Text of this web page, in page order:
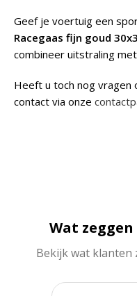
Geef je voertuig een
Racegaas fijn goud
combineer uitstraling
Heeft u toch nog
contact via onze
Wat
Bekijk wat klanten